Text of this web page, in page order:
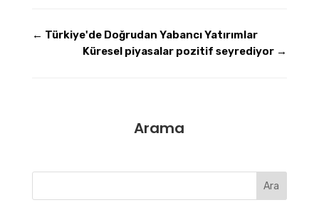
← Türkiye'de Doğrudan Yabancı Yatırımlar
Küresel piyasalar pozitif seyrediyor →
Arama
Ara